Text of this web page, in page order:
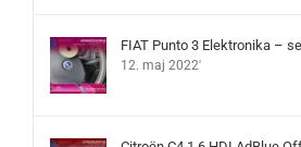
FIAT Punto 3 Elektronika –
12. maj 2022'